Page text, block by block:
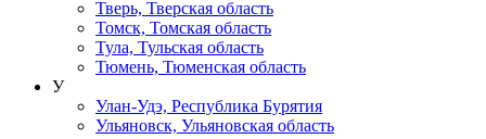
Тверь, Тверская область
Томск, Томская область
Тула, Тульская область
Тюмень, Тюменская область
У
Улан-Удэ, Республика Бурятия
Ульяновск, Ульяновская область